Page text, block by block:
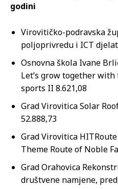
godini
Virovitičko-podravska
poljoprivredu i ICT
Osnovna škola Ivane
Let’s grow together
sports II 8.621,08
Grad Virovitica Solar
52.888,73
Grad Virovitica
Theme Route of Noble
Grad Orahovica
društvene namjene,